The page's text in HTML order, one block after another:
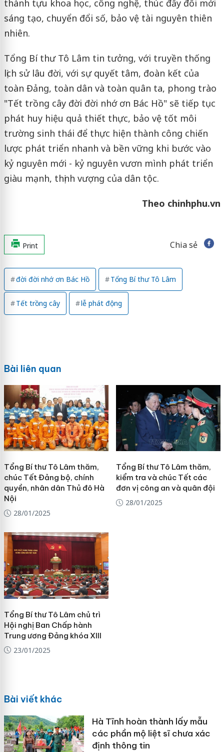
thành tựu khoa học, công nghệ, thúc đẩy đổi mới
sáng tạo, chuyển đổi số, bảo vệ tài nguyên thiên
nhiên.
Tổng Bí thư Tô Lâm tin tưởng, với truyền thống
lịch sử lâu đời, với sự quyết tâm, đoàn kết của
toàn Đảng, toàn dân và toàn quân ta, phong trào
"Tết trồng cây đời đời nhớ ơn Bác Hồ" sẽ tiếp tục
phát huy hiệu quả thiết thực, bảo vệ tốt môi
trường sinh thái để thực hiện thành công chiến
lược phát triển nhanh và bền vững khi bước vào
kỷ nguyên mới - kỷ nguyên vươn mình phát triển
giàu mạnh, thịnh vượng của dân tộc.
Theo chinhphu.vn
Print Chia sẻ
đời đời nhớ ơn Bác Hồ Tổng Bí thư Tô Lâm
Tết trồng cây lễ phát động
Bài liên quan
Tổng Bí thư Tô Lâm thăm,
chúc Tết Đảng bộ, chính
quyền, nhân dân Thủ đô Hà
Nội
28/01/2025
Tổng Bí thư Tô Lâm thăm,
kiểm tra và chúc Tết các
đơn vị công an và quân đội
28/01/2025
Tổng Bí thư Tô Lâm chủ trì
Hội nghị Ban Chấp hành
Trung ương Đảng khóa XIII
23/01/2025
Bài viết khác
Hà Tĩnh hoàn thành lấy mẫu
các phần mộ liệt sĩ chưa xác
định thông tin